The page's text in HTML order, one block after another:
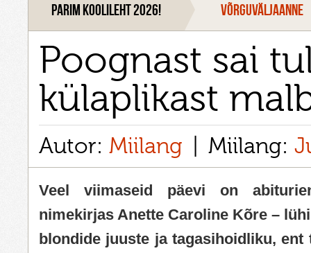
Parim koolileht 2026! VÕRGUVÄLJAANNE
Poognast sai
külaplikast
Autor: Miilang Miilang:
Veel viimaseid päevi on
nimekirjas Anette Caroline Kõre –
blondide juuste ja tagasihoidliku, ent